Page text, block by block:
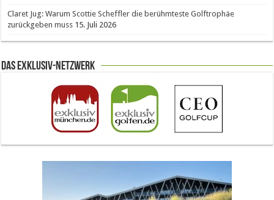
Claret Jug: Warum Scottie Scheffler die berühmteste Golftrophäe
zurückgeben muss 15. Juli 2026
Das Exklusiv-Netzwerk